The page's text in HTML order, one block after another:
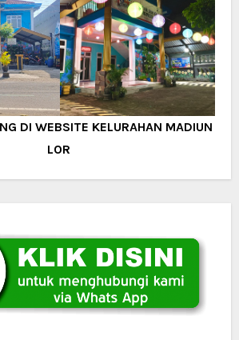
DI WEBSITE KELURAHAN MADIUN
LOR